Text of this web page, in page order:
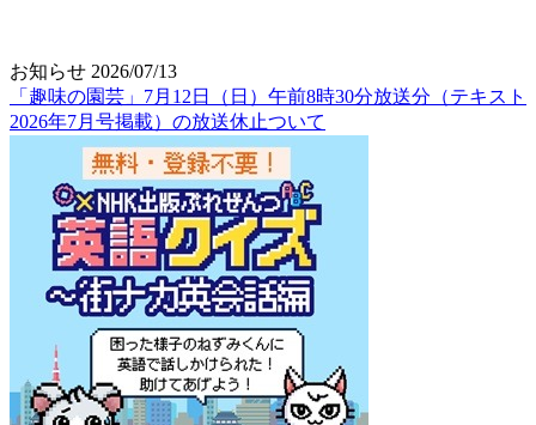
お知らせ 2026/07/13
「趣味の園芸」7月12日（日）午前8時30分放送分（テキスト
2026年7月号掲載）の放送休止ついて